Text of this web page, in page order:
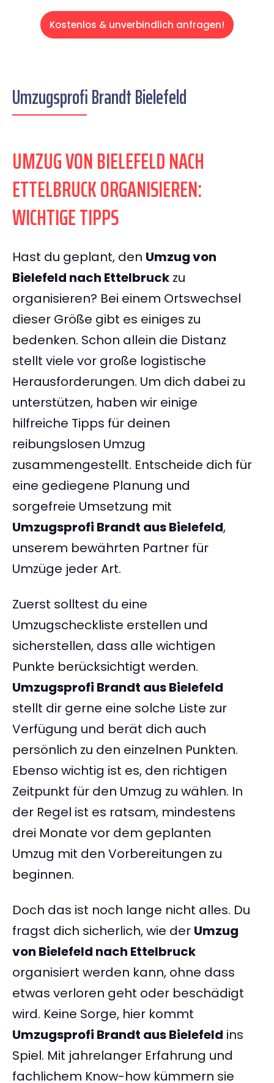
Kostenlos & unverbindlich anfragen!
Umzugsprofi Brandt Bielefeld
UMZUG VON BIELEFELD NACH
ETTELBRUCK ORGANISIEREN:
WICHTIGE TIPPS
Hast du geplant, den Umzug von
Bielefeld nach Ettelbruck zu
organisieren? Bei einem Ortswechsel
dieser Größe gibt es einiges zu
bedenken. Schon allein die Distanz
stellt viele vor große logistische
Herausforderungen. Um dich dabei zu
unterstützen, haben wir einige
hilfreiche Tipps für deinen
reibungslosen Umzug
zusammengestellt. Entscheide dich für
eine gediegene Planung und
sorgefreie Umsetzung mit
Umzugsprofi Brandt aus Bielefeld,
unserem bewährten Partner für
Umzüge jeder Art.
Zuerst solltest du eine
Umzugscheckliste erstellen und
sicherstellen, dass alle wichtigen
Punkte berücksichtigt werden.
Umzugsprofi Brandt aus Bielefeld
stellt dir gerne eine solche Liste zur
Verfügung und berät dich auch
persönlich zu den einzelnen Punkten.
Ebenso wichtig ist es, den richtigen
Zeitpunkt für den Umzug zu wählen. In
der Regel ist es ratsam, mindestens
drei Monate vor dem geplanten
Umzug mit den Vorbereitungen zu
beginnen.
Doch das ist noch lange nicht alles. Du
fragst dich sicherlich, wie der Umzug
von Bielefeld nach Ettelbruck
organisiert werden kann, ohne dass
etwas verloren geht oder beschädigt
wird. Keine Sorge, hier kommt
Umzugsprofi Brandt aus Bielefeld ins
Spiel. Mit jahrelanger Erfahrung und
fachlichem Know-how kümmern sie